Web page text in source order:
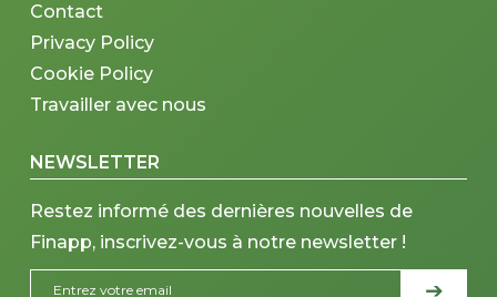
Contact
Privacy Policy
Cookie Policy
Travailler avec nous
NEWSLETTER
Restez informé des dernières nouvelles de
Finapp, inscrivez-vous à notre newsletter !